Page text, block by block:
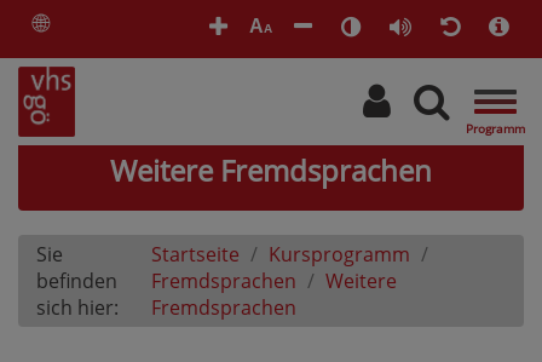
🌐 AA
Weitere Fremdsprachen
Sie
befinden
sich hier:
Startseite
Kursprogramm
Fremdsprachen
Weitere
Fremdsprachen